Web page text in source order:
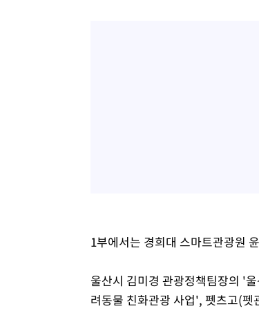
1부에서는 경희대 스마트관광원
울산시 김미경 관광정책팀장의 '
려동물 친화관광 사업', 펫츠고(